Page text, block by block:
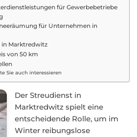
für Gewerbebetriebe
für Unternehmen in
in Marktredwitz
von 50 km
Sie auch interessieren
Der Streudienst in
Marktredwitz spielt eine
entscheidende Rolle, um im
Winter reibungslose